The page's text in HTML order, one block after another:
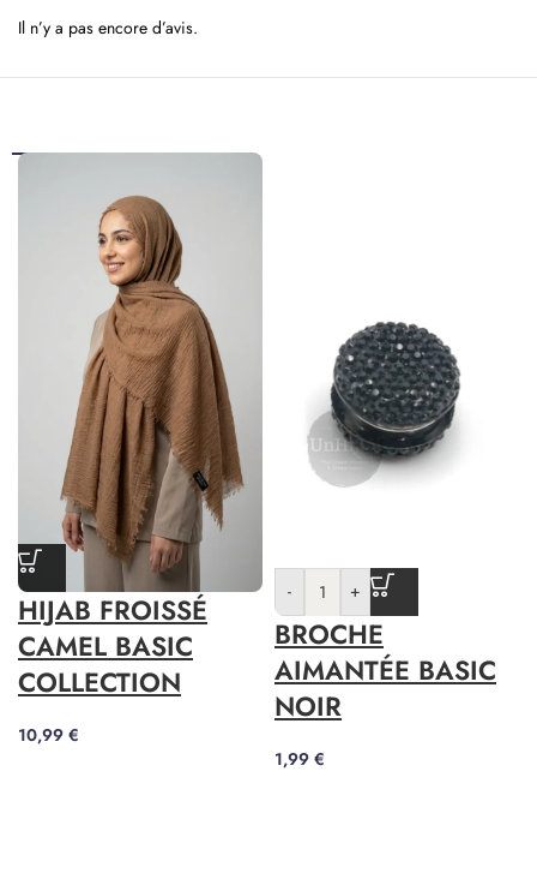
Il n’y a pas encore d’avis.
HIJAB FROISSÉ
CAMEL BASIC
COLLECTION
10,99 €
- +
BROCHE
AIMANTÉE BASIC
NOIR
1,99 €